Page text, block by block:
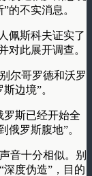
的不实消息。
佩斯科夫证实了
对此展开调查。
尔哥罗德和沃罗
边境”。
罗斯已经开始全
俄罗斯腹地”。
音十分相似。别
度伪造”，目的